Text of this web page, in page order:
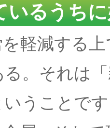
いるうち
軽減する
。それは
うことで